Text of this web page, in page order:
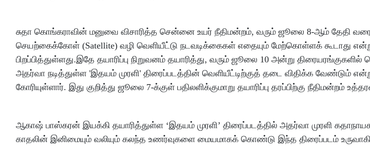
சுதா கொங்கராவின் மனுவை விசாரித்த சென்னை உயர் நீதிமன்றம், வரும் ஜூலை 8-ஆம் தேதி வரை
செயற்கைக்கோள் (Satellite) வழி வெளியீட்டு நடவடிக்கைகள் எதையும் மேற்கொள்ளக் கூடாது என்று
பிறப்பித்துள்ளது.இதே தயாரிப்பு நிறுவனம் தயாரித்து, வரும் ஜூலை 10 அன்று திரையரங்குகளில்
அதர்வா நடித்துள்ள 'இதயம் முரளி' திரைப்படத்தின் வெளியீட்டிற்குத் தடை விதிக்க வேண்டும்
கோரியுள்ளார். இது குறித்து ஜூலை 7-க்குள் பதிலளிக்குமாறு தயாரிப்பு தரப்பிற்கு நீதிமன்றம்
ஆகாஷ் பாஸ்கரன் இயக்கி தயாரித்துள்ள ‘இதயம் முரளி’ திரைப்படத்தில் அதர்வா முரளி
காதலின் இனிமையும் வலியும் கலந்த உணர்வுகளை மையமாகக் கொண்டு இந்த திரைப்படம்